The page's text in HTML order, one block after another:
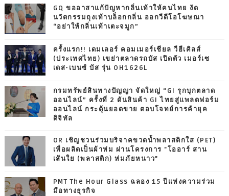
GQ ขออาสาแก้ปัญหากลิ่นเท้าให้คนไทย งัด
นวัตกรรมถุงเท้าบล็อกกลิ่น ออกวีดีโอโฆษณา
“อย่าให้กลิ่นเท้าเตะจมูก”
ครั้งแรก!! เดมเลอร์ คอมเมอร์เชียล วีฮีเคิลส์
(ประเทศไทย) เขย่าตลาดรถบัส เปิดตัว เมอร์เซ
เดส-เบนซ์ บัส รุ่น OH1626L
กรมทรัพย์สินทางปัญญา จัดใหญ่ “GI รุกบุกตลาด
ออนไลน์” ครั้งที่ 2 ดันสินค้า GI ไทยสู่แพลตฟอร์ม
ออนไลน์ กระตุ้นยอดขาย ตอบโจทย์การค้ายุค
ดิจิทัล
OR เชิญชวนร่วมบริจาคขวดน้ำพลาสติกใส (PET)
เพื่อผลิตเป็นผ้าห่ม ผ่านโครงการ "โออาร์ สาน
เส้นใย (พลาสติก) ห่มภัยหนาว"
PMT The Hour Glass ฉลอง 15 ปีแห่งความร่วม
มือทางธุรกิจ